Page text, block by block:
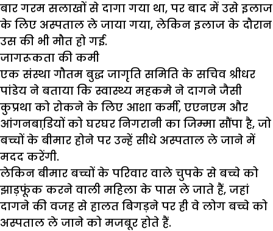
बार गरम सलाखों से दागा गया था, पर बाद में उसे इलाज
के लिए अस्पताल ले जाया गया, लेकिन इलाज के दौरान
उस की भी मौत हो गई.
जागरूकता की कमी
एक संस्था गौतम बुद्ध जागृति समिति के सचिव श्रीधर
पांडेय ने बताया कि स्वास्थ्य महकमे ने दागने जैसी
कुप्रथा को रोकने के लिए आशा कर्मी, एएनएम और
आंगनबाडि़यों को घरघर निगरानी का जिम्मा सौंपा है, जो
बच्चों के बीमार होने पर उन्हें सीधे अस्पताल ले जाने में
मदद करेंगी.
लेकिन बीमार बच्चों के परिवार वाले चुपके से बच्चे को
झाड़फूंक करने वाली महिला के पास ले जाते हैं, जहां
दागने की वजह से हालत बिगड़ने पर ही वे लोग बच्चे को
अस्पताल ले जाने को मजबूर होते हैं.